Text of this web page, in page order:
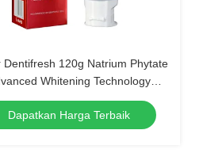
Dentifresh 120g Natrium Phytate
Whitening Technology
gigi
Dapatkan Harga Terbaik